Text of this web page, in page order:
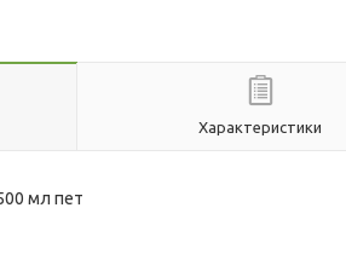
Характеристики
мл пет